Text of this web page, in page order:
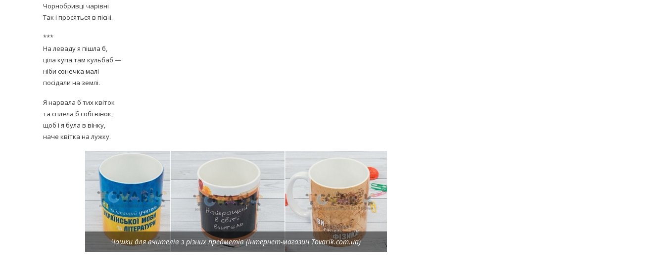
Чорнобривці чарівні
Так і просяться в пісні.
***
На леваду я пішла б,
ціла купа там кульбаб —
ніби сонечка малі
посідали на землі.
Я нарвала б тих квіток
та сплела б собі вінок,
щоб і я була в вінку,
наче квітка на лужку.
Чашки для вчителів з різних предметів (Інтернет-магазин Tovarik.com.ua)